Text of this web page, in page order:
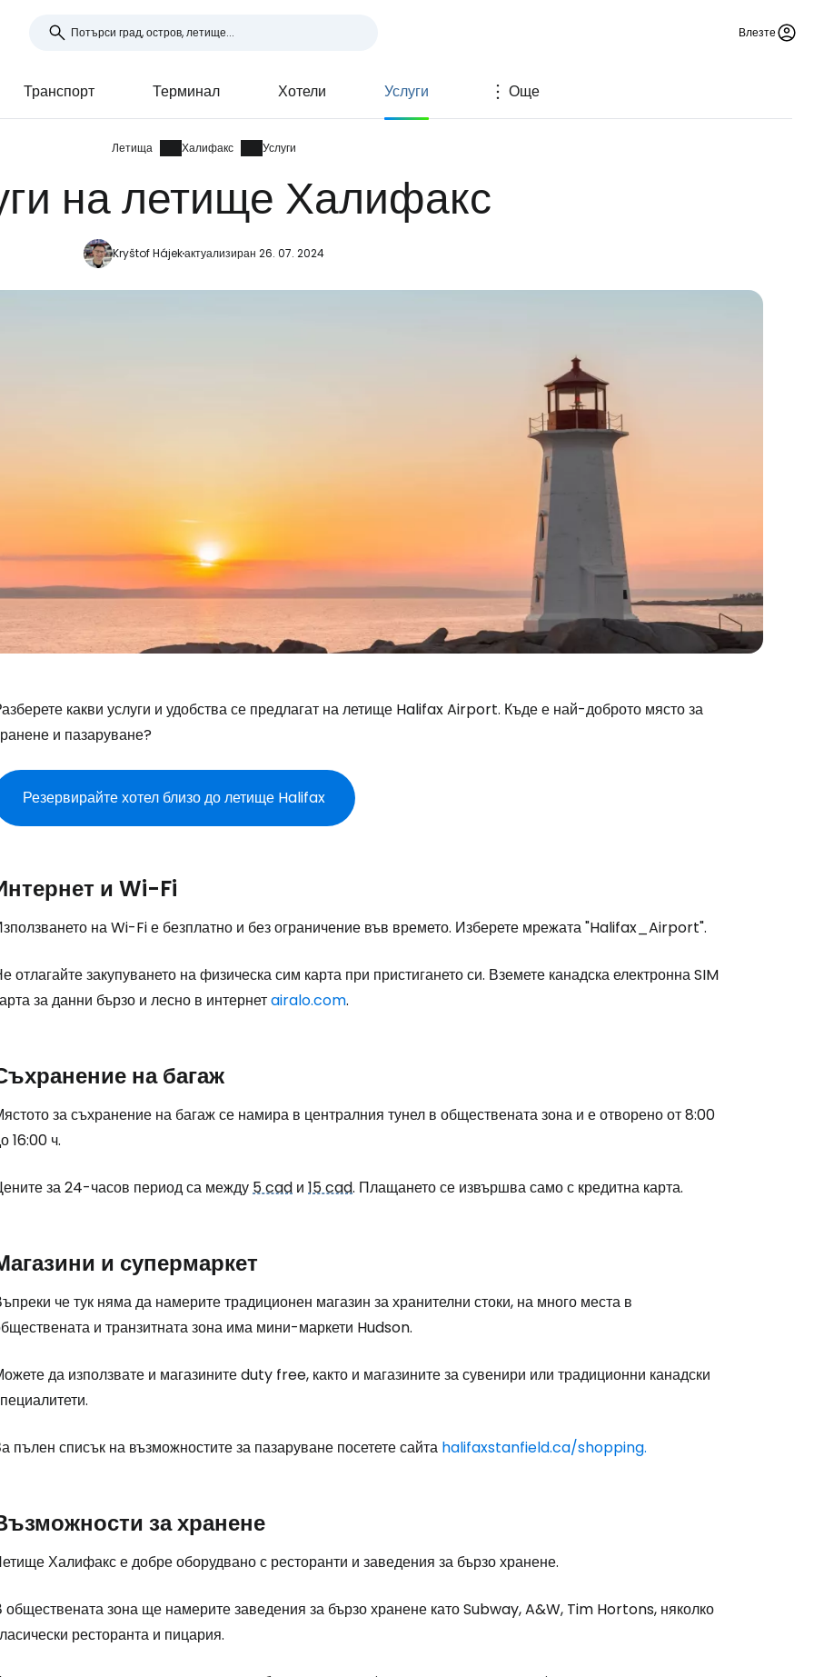
Влезте
Транспорт Терминал Хотели Услуги Още
Летища Халифакс Услуги
на летище Халифакс
Kryštof Hájekактуализиран 26. 07. 2024
какви услуги и удобства се предлагат на летище Halifax Airport. Къде е най-доброто място за
и пазаруване?
Резервирайте хотел близо до летище Halifax
и Wi-Fi
на Wi-Fi е безплатно и без ограничение във времето. Изберете мрежата "Halifax_Airport".
отлагайте закупуването на физическа сим карта при пристигането си. Вземете канадска електронна SIM
за данни бързо и лесно в интернетairalo.com.
на багаж
за съхранение на багаж се намира в централния тунел в обществената зона и е отворено от 8:00
16:00 ч.
за 24-часов период са между5 cad и 15 cad. Плащането се извършва само с кредитна карта.
и супермаркет
че тук няма да намерите традиционен магазин за хранителни стоки, на много места в
и транзитната зона има мини-маркети Hudson.
да използвате и магазинитеduty free, както и магазините за сувенири или традиционни канадски
пълен списък на възможностите за пазаруване посетете сайта halifaxstanfield.ca/shopping.
за хранене
Халифакс е добре оборудвано с ресторанти и заведения за бързо хранене.
обществената зона ще намерите заведения за бързо хранене като Subway, A&W, Tim Hortons, няколко
ресторанта и пицария.